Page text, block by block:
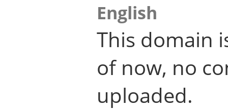
English
This domain
of now, no
uploaded.